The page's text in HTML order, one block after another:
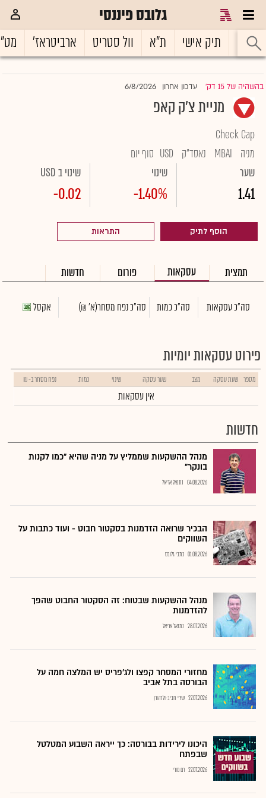
גלובס פיננסי
ראשי תיק אישי ת"א וול סטריט ארביטראז'
בהשהיה של 15 דק' |עדכון אחרון 6/8/2026
מניית צ'ק קאפ
Check Cap
מניה
MBAI נאסד"ק USD סוף יום
שער
1.41
שינוי
-1.40%
שינוי ב USD
-0.02
הוסף לתיק התראות
תמצית עסקאות פורום חדשות
סה"כ עסקאות סה"כ כמות סה"כ נפח מסחר(א' ₪) אקסל
פירוט עסקאות יומיות
מספר שעת עסקה מצב שער עסקה שינוי כמות נפח מסחר ב- ₪
אין עסקאות
חדשות
מנהל ההשקעות שממליץ על מניה שהיא "כמו לקנות
בונקר"
04.08.2026 נתנאל אריאל
הבכיר שרואה הזדמנות בסקטור חבוט - ועוד כתבות על
השווקים
01.08.2026 כתבי גלובס
מנהל ההשקעות שבטוח: זה הסקטור החבוט שהפך
להזדמנות
28.07.2026 נתנאל אריאל
מחזורי המסחר קפצו ולג'פריס יש המלצה חמה על
הבורסה בתל אביב
27.07.2026 שירי חביב-ולדהורן
היכונו לירידות בבורסה: כך ייראה השבוע המטלטל
שבפתח
27.07.2026 רם מורי